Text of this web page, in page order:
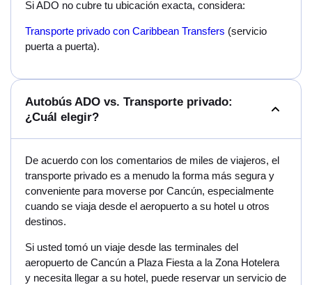
Si ADO no cubre tu ubicación exacta, considera:
Transporte privado con Caribbean Transfers (servicio
puerta a puerta).
Autobús ADO vs. Transporte privado:
¿Cuál elegir?
De acuerdo con los comentarios de miles de viajeros, el
transporte privado es a menudo la forma más segura y
conveniente para moverse por Cancún, especialmente
cuando se viaja desde el aeropuerto a su hotel u otros
destinos.
Si usted tomó un viaje desde las terminales del
aeropuerto de Cancún a Plaza Fiesta a la Zona Hotelera
y necesita llegar a su hotel, puede reservar un servicio de